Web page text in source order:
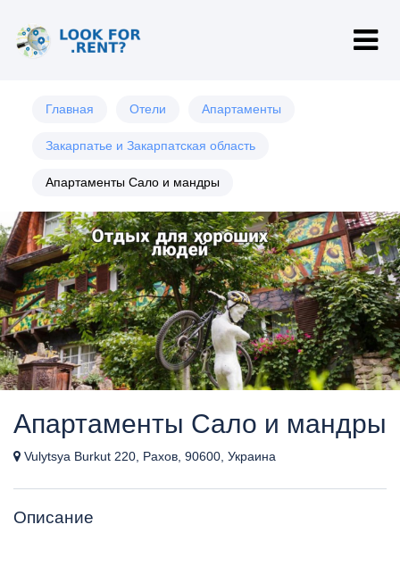
Главная Отели Апартаменты
Закарпатье и Закарпатская область
Апартаменты Сало и мандры
Апартаменты Сало и мандры
Vulytsya Burkut 220, Рахов, 90600, Украина
Описание